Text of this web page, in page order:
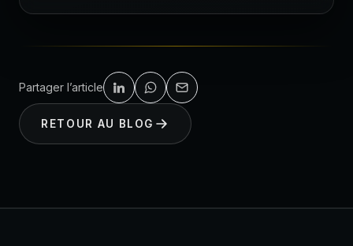
Partager l’article
RETOUR AU BLOG